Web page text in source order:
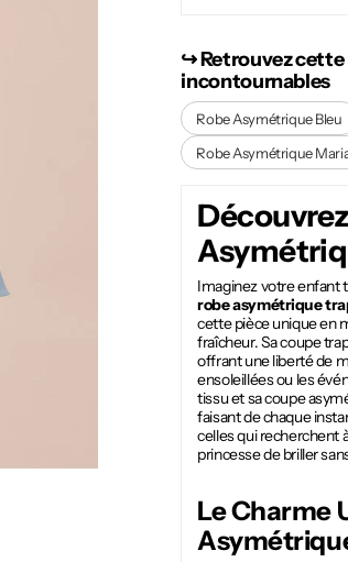
↪︎ Retrouvez cette
incontournables
Robe Asymétrique Bleu
Robe Asymétrique
Imaginez votre enfant
robe asymétrique
cette pièce unique en
fraîcheur. Sa coupe
offrant une liberté de
ensoleillées ou les
tissu et sa coupe
faisant de chaque
celles qui recherchent
princesse de briller
Le Charme